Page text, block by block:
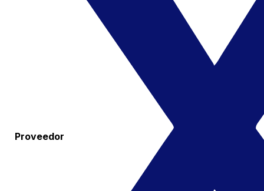
Proveedor